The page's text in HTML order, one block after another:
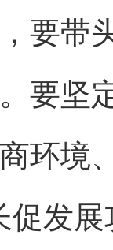
带头
要坚
环境
促发